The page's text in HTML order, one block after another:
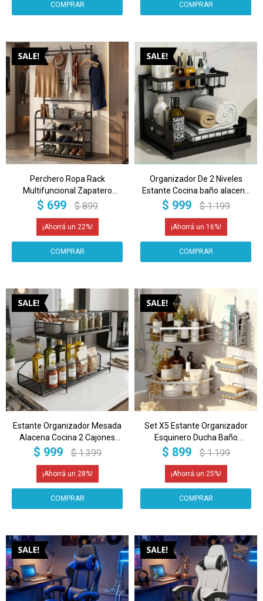
Perchero Ropa Rack
Multifuncional Zapatero
Organizador Percha Estantes
$ 699 $ 899
22
Organizador De 2 Niveles
Estante Cocina baño alacena
Metal Multiuso Bajo o Sobre
$ 999 $ 1.199
16
Estante Organizador Mesada
Alacena Cocina 2 Cajones
Multiuso Imback Color Negro
$ 999 $ 1.399
28
Set X5 Estante Organizador
Esquinero Ducha Baño
Jabonera Accesorios Con
Plateado
$ 899 $ 1.199
25